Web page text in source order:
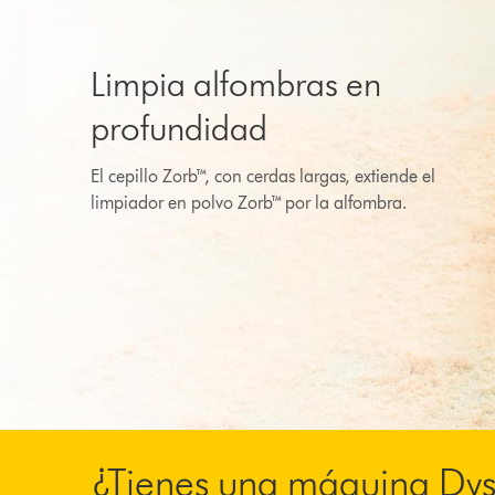
Limpia alfombras en
profundidad
El cepillo Zorb™, con cerdas largas, extiende el
limpiador en polvo Zorb™ por la alfombra.
¿Tienes una máquina